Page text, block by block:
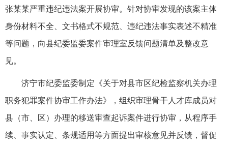
张某某严重违纪违法案开展协审。针对协审发现的该案主体
身份材料不全、文书格式不规范、违纪违法事实表述不精准
等问题，向县纪委监委案件审理室反馈问题清单及整改意
见。
济宁市纪委监委制定《关于对县市区纪检监察机关办理
职务犯罪案件协审工作办法》，组织审理骨干人才库成员对
县（市、区）办理的移送审查起诉案件进行协审，从程序手
续、事实认定、条规适用等方面提出审核意见并反馈，督促